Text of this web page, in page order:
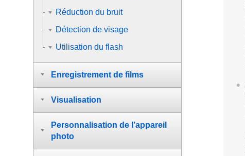
Réduction du bruit
Détection de visage
Utilisation du flash
Enregistrement de films
Visualisation
Personnalisation de l’appareil
photo